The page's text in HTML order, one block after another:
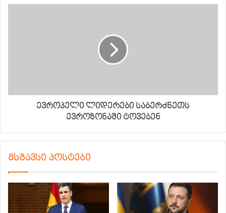
ევროპელი ლიდერები საბერძნეთს
ევროზონაში ტოვებენ
მსგავსი პოსტები